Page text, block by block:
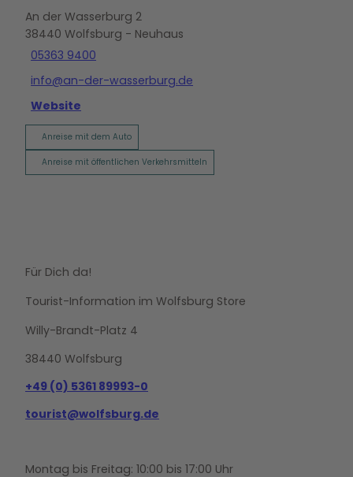
An der Wasserburg 2
38440 Wolfsburg - Neuhaus
05363 9400
info@an-der-wasserburg.de
Website
Anreise mit dem Auto
Anreise mit öffentlichen Verkehrsmitteln
Für Dich da!
Tourist-Information im Wolfsburg Store
Willy-Brandt-Platz 4
38440 Wolfsburg
+49 (0) 5361 89993-0
tourist@wolfsburg.de
Montag bis Freitag: 10:00 bis 17:00 Uhr